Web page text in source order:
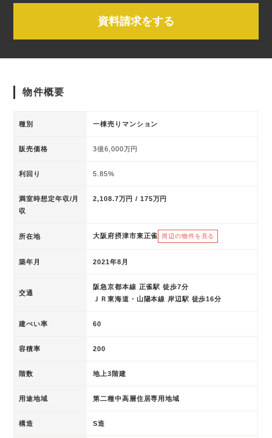
資料請求をする
物件概要
種別 一棟売りマンション
販売価格 3億6,000万円
利回り 5.85%
満室時想定年収/月
収
2,108.7万円 / 175万円
所在地 大阪府摂津市東正雀 周辺の物件を見る
築年月 2021年8月
交通
阪急京都本線 正雀駅 徒歩7分
ＪＲ東海道・山陽本線 岸辺駅 徒歩16分
建ぺい率 60
容積率 200
階数 地上3階建
用途地域 第二種中高層住居専用地域
構造 S造